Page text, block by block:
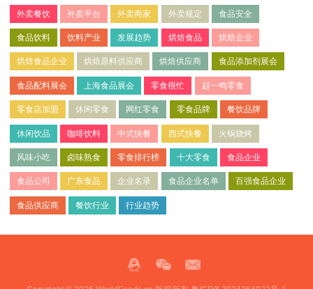
外卖餐饮 外卖平台 外卖商家 外卖规定 食品安全
食品饮料 饮料产业 发展趋势 烘焙食品 烘焙企业
烘焙食品企业 烘焙原料供应商 烘焙供应商 食品添加剂展会
食品配料展会 上海食品展会 零食很忙 赵一鸣零食
零食店加盟 休闲零食 网红零食 零食品牌 餐饮品牌
休闲饮品 咖啡饮料 中式快餐 西式快餐 火锅烧烤
风味小吃 卤味熟食 零食排行榜 十大零食 食品企业
食品公司 广东食品 企业名录 食品企业名单 百强食品企业
食品供应商 餐饮行业 行业趋势